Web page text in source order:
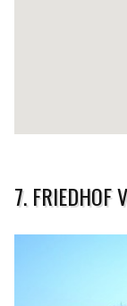
7. FRIEDHOF